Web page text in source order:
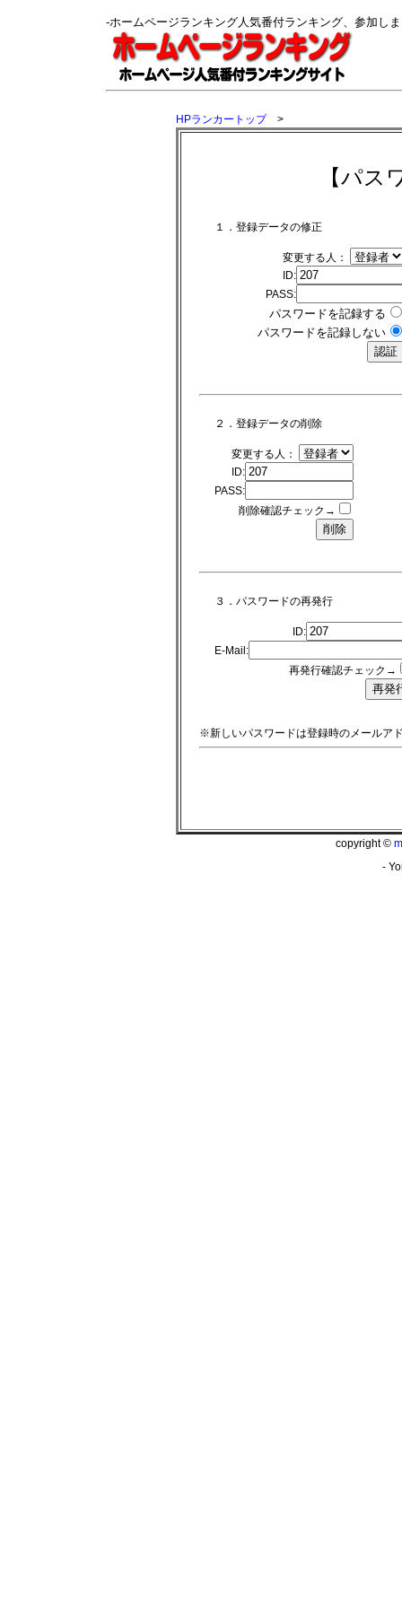
-ホームページランキング人気番付ランキング、参加し
HPランカートップ>
【パス
１．登録データの修正
変更する人：
ID:
PASS:
パスワードを記録する
パスワードを記録しない
２．登録データの削除
変更する人：
ID:
PASS:
削除確認チェック→
３．パスワードの再発行
ID:
E-Mail:
再発行確認チェック→
※新しいパスワードは登録時のメールア
copyright ©
-